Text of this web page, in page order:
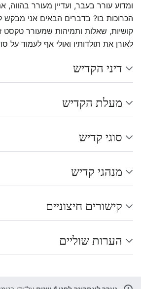
ומדוע עורר בעבר, ועדיין מעורר
הכרוכות בו? בדברים הבאים אני מבקש
קושיות, שאלות ותמיהות שמעורר טקסט
לאורן את תולדותיו ואולי אף לעמוד על
דיני הקדיש
מעלת הקדיש
סוגי קדיש
מנהגי קדיש
קישורים חיצוניים
הערות שוליים